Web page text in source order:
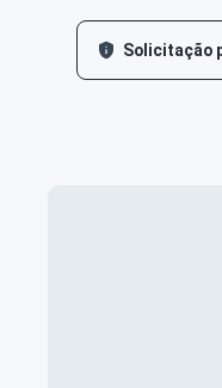
Solicitação